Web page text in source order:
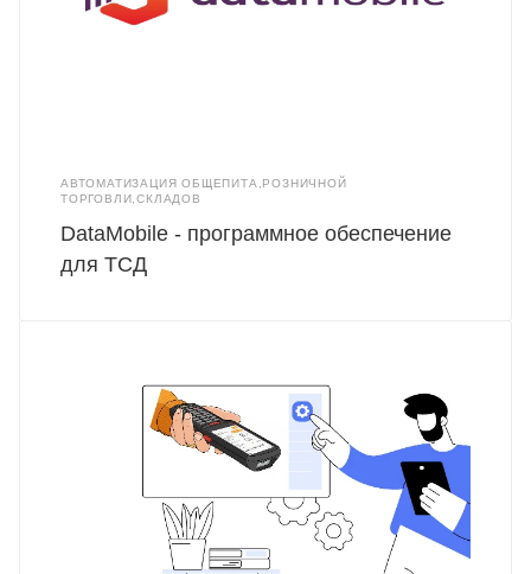
АВТОМАТИЗАЦИЯ ОБЩЕПИТА,РОЗНИЧНОЙ
ТОРГОВЛИ,СКЛАДОВ
DataMobile - программное обеспечение
для ТСД